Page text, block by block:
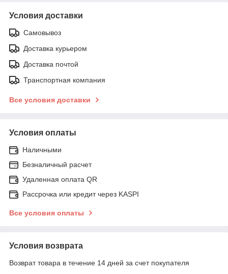
Условия доставки
Самовывоз
Доставка курьером
Доставка почтой
Транспортная компания
Все условия доставки
Условия оплаты
Наличными
Безналичный расчет
Удаленная оплата QR
Рассрочка или кредит через KASPI
Все условия оплаты
Условия возврата
Возврат товара в течение 14 дней за счет покупателя